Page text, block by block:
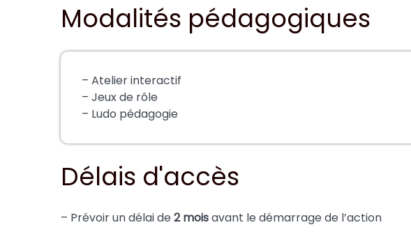
Modalités pédagogiques
– Atelier interactif
– Jeux de rôle
– Ludo pédagogie
Délais d'accès
– Prévoir un délai de2 moisavant le démarrage de l’action